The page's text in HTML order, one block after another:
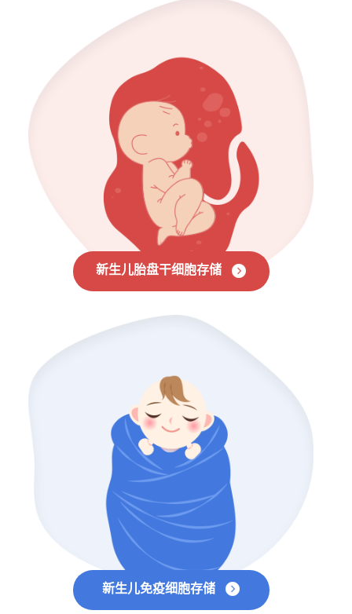
新生儿胎盘干细胞存储
新生儿免疫细胞存储